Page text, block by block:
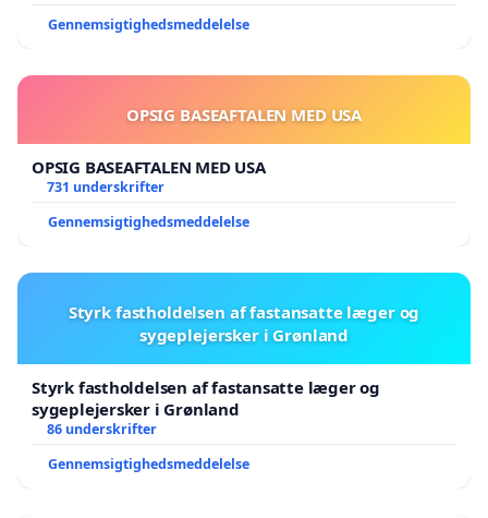
Gennemsigtighedsmeddelelse
OPSIG BASEAFTALEN MED USA
OPSIG BASEAFTALEN MED USA
731 underskrifter
Gennemsigtighedsmeddelelse
Styrk fastholdelsen af fastansatte læger og
sygeplejersker i Grønland
Styrk fastholdelsen af fastansatte læger og
sygeplejersker i Grønland
86 underskrifter
Gennemsigtighedsmeddelelse